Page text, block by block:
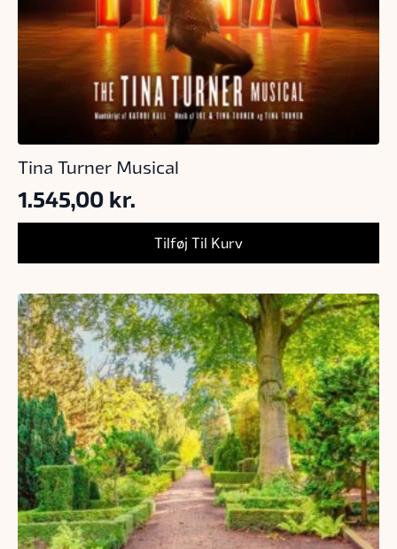
Tina Turner Musical
1.545,00kr.
Tilføj Til Kurv